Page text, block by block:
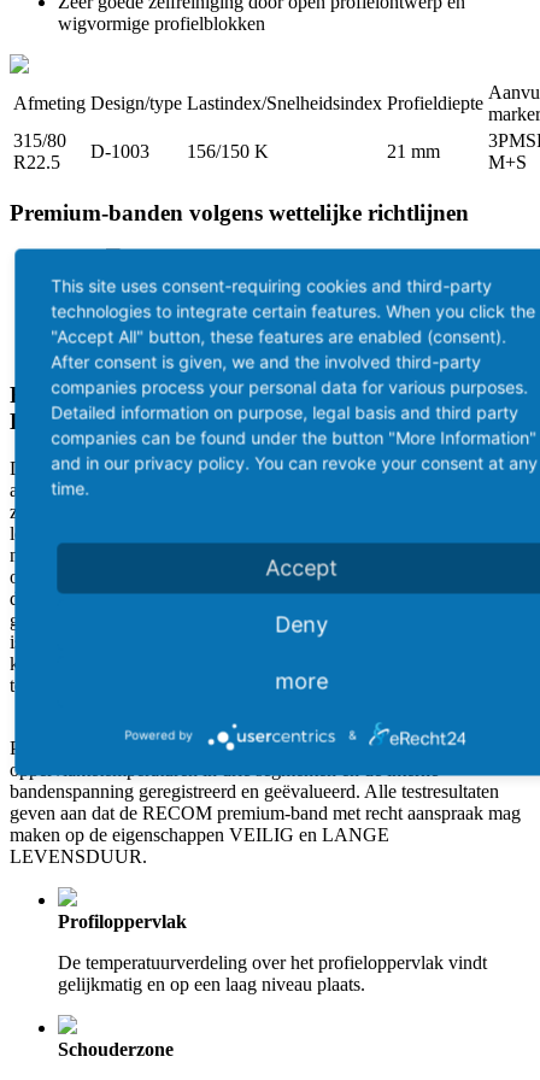
wigvormige profielblokken
Afmeting Design/type Lastindex/Snelheidsindex Profieldiepte
315/80
R22.5
D-1003 156/150 K 21 mm
M+S
Premium-banden volgens wettelijke richtlijnen
COP / ECE 109 R 3 (Confirm of Production)
PMSF / ECE 109 R
RECOM – SVEILIG EN EEN LANGE
LEVENSDUUR
De hoogste veiligheid wordt al gegarandeerd door de naleving van
alle wettelijk vastgelegde eisen aan een band. Bij RECOM gaan we
zelfs nog een stap verder. Om de betrouwbaarheid en de lange
levensduur van de RECOM premium-band op het hoogst mogelijke
niveau te houden, worden alle modellen en afmetingen
onderworpen aan de “RECOM 130 %-prestatietest” die verder gaat
dan de wettelijke vereisten. Tijdens deze test die door het
geaccrediteerde PRÜFLABOR NORD GMBH wordt uitgevoerd,
is de band gedurende een periode van 24 uur bij een snelheid van 40
km/u en een wiellast van 130 % van de standaardbelasting op de
testbank in gebruik.
Parallel aan de prestatiecriteria worden ook de
oppervlaktetemperaturen in drie segmenten en de interne
bandenspanning geregistreerd en geëvalueerd. Alle testresultaten
geven aan dat de RECOM premium-band met recht aanspraak mag
maken op de eigenschappen VEILIG en LANGE
LEVENSDUUR.
Profiloppervlak
De temperatuurverdeling over het profieloppervlak vindt
gelijkmatig en op een laag niveau plaats.
Schouderzone
This site uses consent-requiring cookies and third-party
technologies to integrate certain features. When you click the
"Accept All" button, these features are enabled (consent).
After consent is given, we and the involved third-party
companies process your personal data for various purposes.
Detailed information on purpose, legal basis and third party
companies can be found under the button "More Information"
and in our privacy policy. You can revoke your consent at any
time.
Accept
Deny
more
Powered by &